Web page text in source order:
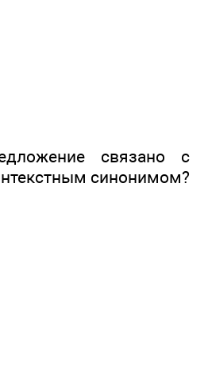
связано с
синонимом?